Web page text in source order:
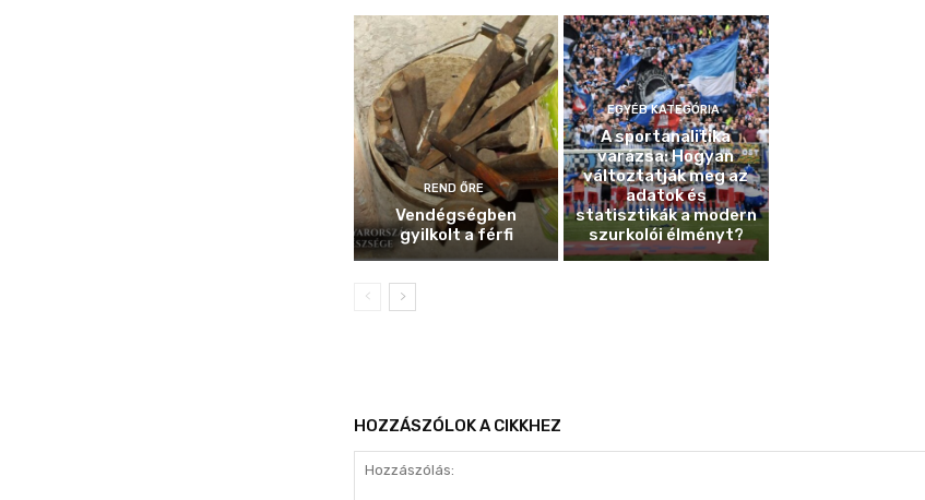
REND ŐRE
Vendégségben
gyilkolt a férfi
EGYÉB KATEGÓRIA
A sportanalitika
varázsa: Hogyan
változtatják meg az
adatok és
statisztikák a modern
szurkolói élményt?
HOZZÁSZÓLOK A CIKKHEZ